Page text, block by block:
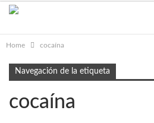
Home cocaína
Navegación de la etiqueta
cocaína